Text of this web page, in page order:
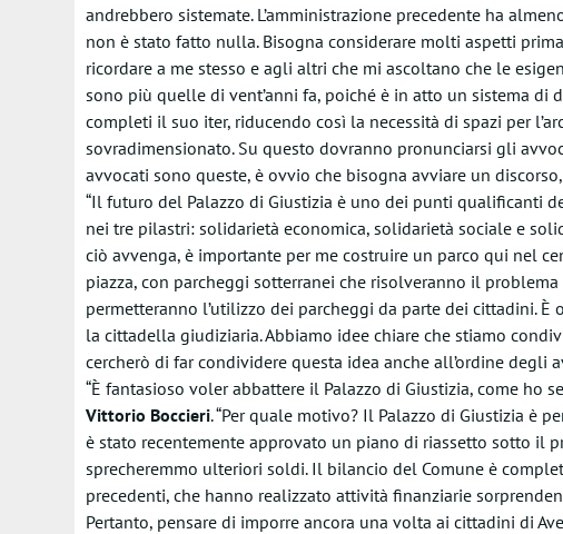
andrebbero sistemate. L’amministrazione precedente ha
non è stato fatto nulla. Bisogna considerare molti aspetti
ricordare a me stesso e agli altri che mi ascoltano che le
sono più quelle di vent’anni fa, poiché è in atto un sistema di
completi il suo iter, riducendo così la necessità di spazi per
sovradimensionato. Su questo dovranno pronunciarsi gli
avvocati sono queste, è ovvio che bisogna avviare un
“Il futuro del Palazzo di Giustizia è uno dei punti qualificanti
nei tre pilastri: solidarietà economica, solidarietà sociale e
ciò avvenga, è importante per me costruire un parco qui nel
piazza, con parcheggi sotterranei che risolveranno il
permetteranno l’utilizzo dei parcheggi da parte dei cittadini.
la cittadella giudiziaria. Abbiamo idee chiare che stiamo
cercherò di far condividere questa idea anche all’ordine degli
“È fantasioso voler abbattere il Palazzo di Giustizia, come ho
Vittorio Boccieri. “Per quale motivo? Il Palazzo di Giustizia è
è stato recentemente approvato un piano di riassetto sotto il
sprecheremmo ulteriori soldi. Il bilancio del Comune è
precedenti, che hanno realizzato attività finanziarie
Pertanto, pensare di imporre ancora una volta ai cittadini di